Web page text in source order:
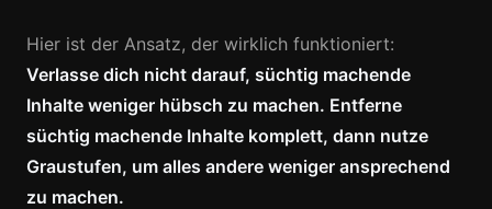
Hier ist der Ansatz, der wirklich funktioniert:
Verlasse dich nicht darauf, süchtig machende
Inhalte weniger hübsch zu machen. Entferne
süchtig machende Inhalte komplett, dann nutze
Graustufen, um alles andere weniger ansprechend
zu machen.